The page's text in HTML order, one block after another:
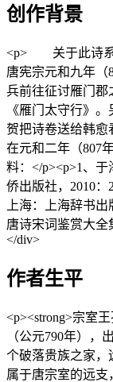
创作背景
<p> 关于此诗系
唐宪宗元和九年（
兵前往征讨雁门郡
《雁门太守行》
贺把诗卷送给韩愈
在元和二年（807
料：</p><p>1、
侨出版社，2010：
上海：上海辞书出
唐诗宋词鉴赏大全
</div>
作者生平
<p><strong>宗室
（公元790年），
个破落贵族之家，
属于唐宗室的远支